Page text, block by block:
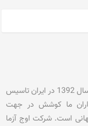
شرکت اوج آزما پلاست در سال 1392 در ایران تاسیس
ما کوشش در جهت
است. شرکت اوج آزما